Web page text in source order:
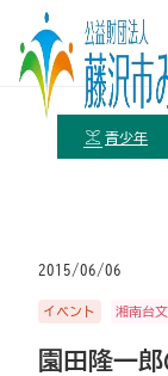
青少年
2015/06/06
イベント 湘南台
園田隆一